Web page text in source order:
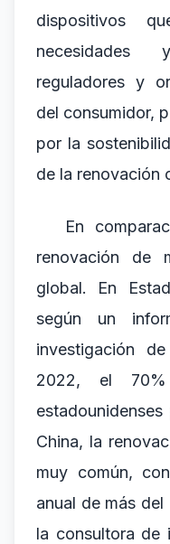
dispositivos
necesidades
reguladores y
del consumidor,
por la
de la renovación
En
renovación de
global. En
según un
investigación
2022, el 70%
China, la
muy común,
anual de más
la consultora de